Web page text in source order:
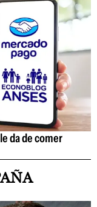
da de comer